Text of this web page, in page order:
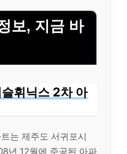
보, 지금 바
휘닉스 2차 아
는 제주도 서귀포시
년 12월에 준공된 아파